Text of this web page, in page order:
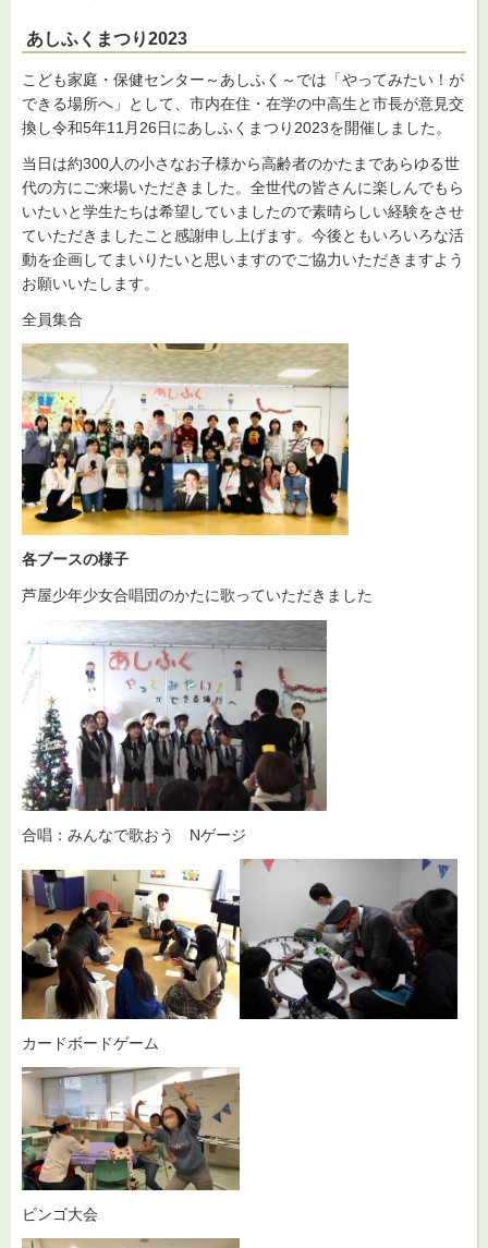
あしふくまつり2023
こども家庭・保健センター～あしふく～では「やってみたい！が
できる場所へ」として、市内在住・在学の中高生と市長が意見交
換し令和5年11月26日にあしふくまつり2023を開催しました。
当日は約300人の小さなお子様から高齢者のかたまであらゆる世
代の方にご来場いただきました。全世代の皆さんに楽しんでもら
いたいと学生たちは希望していましたので素晴らしい経験をさせ
ていただきましたこと感謝申し上げます。今後ともいろいろな活
動を企画してまいりたいと思いますのでご協力いただきますよう
お願いいたします。
全員集合
各ブースの様子
芦屋少年少女合唱団のかたに歌っていただきました
合唱：みんなで歌おう Nゲージ
カードボードゲーム
ビンゴ大会